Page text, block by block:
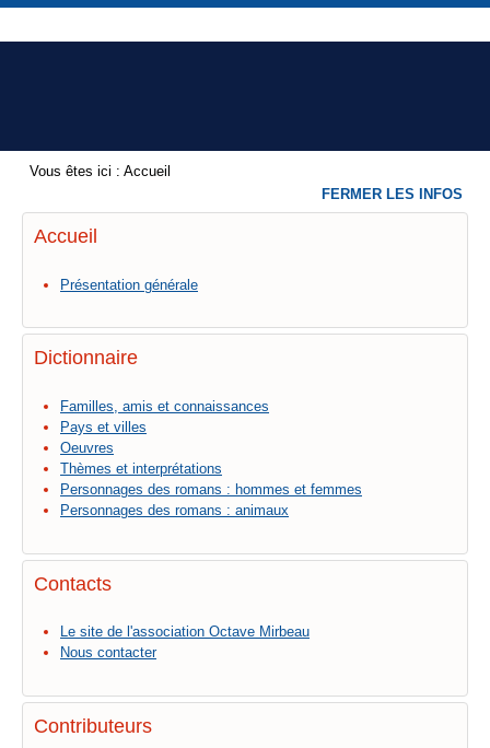
Vous êtes ici : Accueil
Accueil
Présentation générale
Dictionnaire
Familles, amis et connaissances
Pays et villes
Oeuvres
Thèmes et interprétations
Personnages des romans : hommes et femmes
Personnages des romans : animaux
Contacts
Le site de l'association Octave Mirbeau
Nous contacter
Contributeurs
FERMER LES INFOS